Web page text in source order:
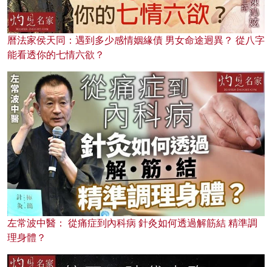
曆法家侯天同：遇到多少感情姻緣債 男女命途迥異？ 從八字
能看透你的七情六欲？
左常波中醫： 從痛症到內科病 針灸如何透過解筋結 精準調
理身體？